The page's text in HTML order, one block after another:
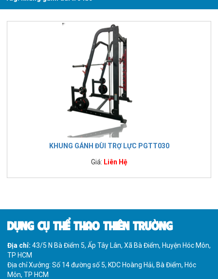
KHUNG GÁNH ĐÙI TRỢ LỰC PGTT030
Giá: Liên Hệ
DỤNG CỤ THỂ THAO THIÊN TRƯỜNG
Địa chỉ: 43/5 N Bà Điểm 5, Ấp Tây Lân, Xã Bà Điểm, Huyện Hóc Môn,
TP HCM
Địa chỉ Xưởng: Số 14 đường số 5, KDC Hoàng Hải, Bà Điểm, Hóc
Môn, TP HCM